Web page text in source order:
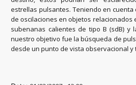
estrellas pulsantes. Teniendo en
de oscilaciones en objetos relacionados
subenanas calientes de tipo B (sdB) y
nuestro objetivo fue la búsqueda de
desde un punto de vista observacional y